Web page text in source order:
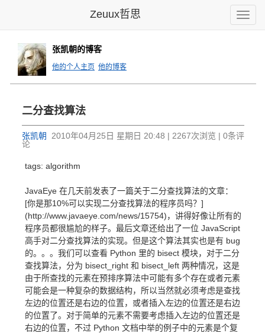
Toggle
Zeuux哲思
张凯朝的博客
他的个人主页 他的博客
二分查找算法
张凯朝
2010年04月25日 星期日 20:48 | 2267次浏览 | 0条评
论
tags: algorithm
JavaEye 在几天前发表了一篇关于二分查找算法的文章：
[你是那10%可以实现二分查找算法的程序员吗？]
(http://www.javaeye.com/news/15754)，讲得好像让所有的
程序员都很尴尬的样子。最后文章还给出了一位 JavaScript
高手对二分查找算法的实现。但是这个算法其实也是有 bug
的。。。我们可以查看 Python 里的 bisect 模块，对于二分
查找算法，分为 bisect_right 和 bisect_left 两种情况，这是
由于所查找的元素在预排序算法中可能有多个存在或者元素
可能会是一种复杂的数据结构，所以当然就必须考虑是查找
左边的位置还是右边的位置，或者插入左边的位置还是右边
的位置了。对于简单的元素不需要考虑插入左边的位置还是
右边的位置，不过 Python 文档中举的例子中的元素是个复